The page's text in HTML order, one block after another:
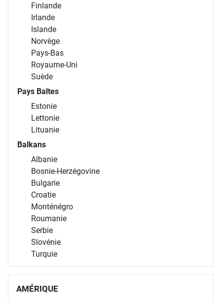
Finlande
Irlande
Islande
Norvège
Pays-Bas
Royaume-Uni
Suède
Pays Baltes
Estonie
Lettonie
Lituanie
Balkans
Albanie
Bosnie-Herzégovine
Bulgarie
Croatie
Monténégro
Roumanie
Serbie
Slovénie
Turquie
AMÉRIQUE